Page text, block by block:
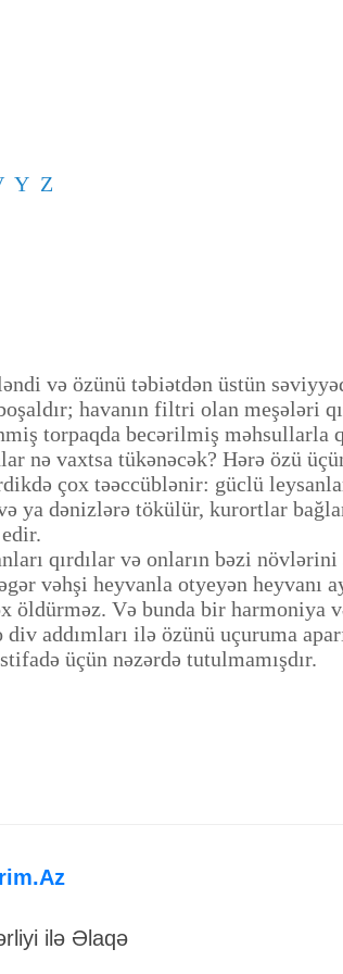
Y Z
özünü təbiətdən üstün
havanın filtri olan meşələri
torpaqda becərilmiş məhsullarla
nə vaxtsa tükənəcək? Hərə özü
çox təəccüblənir: güclü
ya dənizlərə tökülür, kurortlar
qırdılar və onların bəzi növlərini
vəhşi heyvanla otyeyən heyvanı
Və bunda bir harmoniya
addımları ilə özünü uçuruma
üçün nəzərdə tutulmamışdır.
ilə Əlaqə